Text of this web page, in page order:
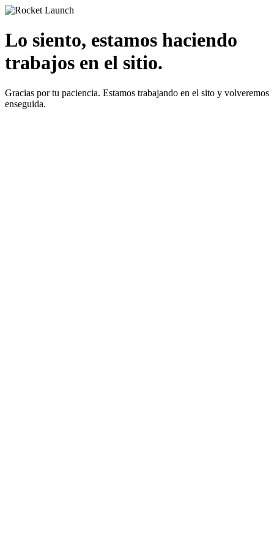
Lo siento, estamos haciendo
trabajos en el sitio.
Gracias por tu paciencia. Estamos trabajando en el sito y volveremos
enseguida.